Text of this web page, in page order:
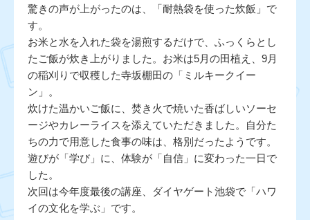
驚きの声が上がったのは、「耐熱袋を使った炊飯」で
す。
お米と水を入れた袋を湯煎するだけで、ふっくらとし
たご飯が炊き上がりました。お米は5月の田植え、9月
の稲刈りで収穫した寺坂棚田の「ミルキークイー
ン」。
炊けた温かいご飯に、焚き火で焼いた香ばしいソーセ
ージやカレーライスを添えていただきました。自分た
ちの力で用意した食事の味は、格別だったようです。
遊びが「学び」に、体験が「自信」に変わった一日で
した。
次回は今年度最後の講座、ダイヤゲート池袋で「ハワ
イの文化を学ぶ」です。